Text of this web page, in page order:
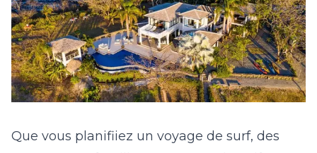
Que vous planifiiez un voyage de surf, des